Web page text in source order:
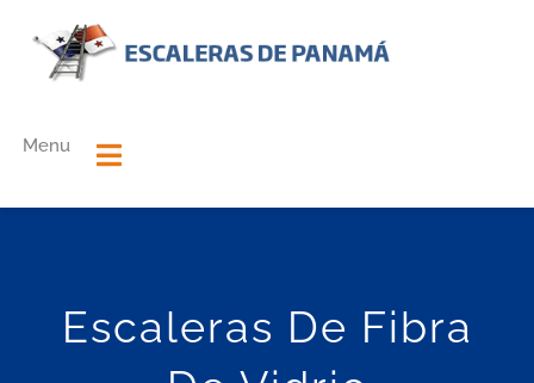
Menu
Toggle
Navigation
NUESTRA EMPRESA
Escaleras De Fibra